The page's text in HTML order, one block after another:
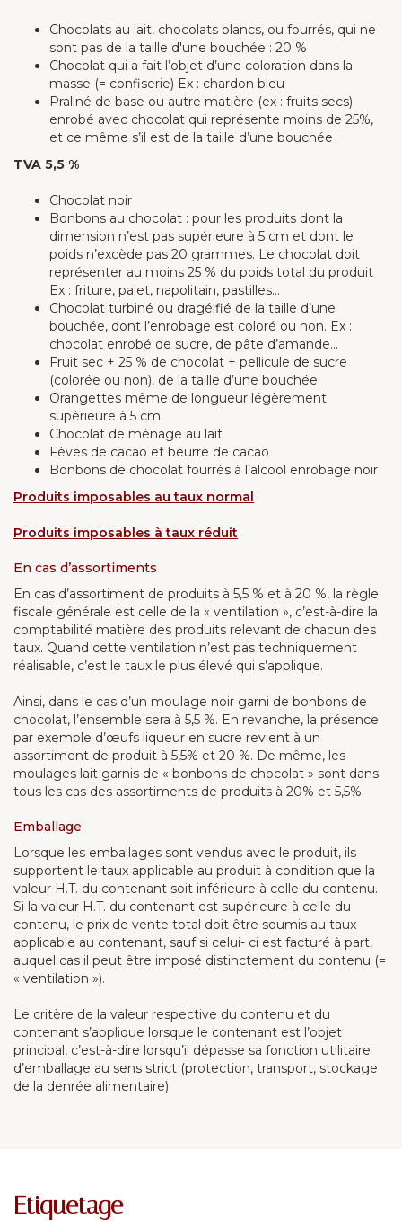
Chocolats au lait, chocolats blancs, ou fourrés, qui ne
sont pas de la taille d'une bouchée : 20 %
Chocolat qui a fait l’objet d’une coloration dans la
masse (= confiserie) Ex : chardon bleu
Praliné de base ou autre matière (ex : fruits secs)
enrobé avec chocolat qui représente moins de 25%,
et ce même s’il est de la taille d’une bouchée
TVA 5,5 %
Chocolat noir
Bonbons au chocolat : pour les produits dont la
dimension n’est pas supérieure à 5 cm et dont le
poids n’excède pas 20 grammes. Le chocolat doit
représenter au moins 25 % du poids total du produit
Ex : friture, palet, napolitain, pastilles…
Chocolat turbiné ou dragéifié de la taille d’une
bouchée, dont l’enrobage est coloré ou non. Ex :
chocolat enrobé de sucre, de pâte d’amande…
Fruit sec + 25 % de chocolat + pellicule de sucre
(colorée ou non), de la taille d’une bouchée.
Orangettes même de longueur légèrement
supérieure à 5 cm.
Chocolat de ménage au lait
Fèves de cacao et beurre de cacao
Bonbons de chocolat fourrés à l’alcool enrobage noir
Produits imposables au taux normal
Produits imposables à taux réduit
En cas d’assortiments
En cas d’assortiment de produits à 5,5 % et à 20 %, la règle
fiscale générale est celle de la « ventilation », c’est-à-dire la
comptabilité matière des produits relevant de chacun des
taux. Quand cette ventilation n’est pas techniquement
réalisable, c’est le taux le plus élevé qui s’applique.
Ainsi, dans le cas d’un moulage noir garni de bonbons de
chocolat, l’ensemble sera à 5,5 %. En revanche, la présence
par exemple d’œufs liqueur en sucre revient à un
assortiment de produit à 5,5% et 20 %. De même, les
moulages lait garnis de « bonbons de chocolat » sont dans
tous les cas des assortiments de produits à 20% et 5,5%.
Emballage
Lorsque les emballages sont vendus avec le produit, ils
supportent le taux applicable au produit à condition que la
valeur H.T. du contenant soit inférieure à celle du contenu.
Si la valeur H.T. du contenant est supérieure à celle du
contenu, le prix de vente total doit être soumis au taux
applicable au contenant, sauf si celui- ci est facturé à part,
auquel cas il peut être imposé distinctement du contenu (=
« ventilation »).
Le critère de la valeur respective du contenu et du
contenant s’applique lorsque le contenant est l’objet
principal, c’est-à-dire lorsqu’il dépasse sa fonction utilitaire
d’emballage au sens strict (protection, transport, stockage
de la denrée alimentaire).
Etiquetage